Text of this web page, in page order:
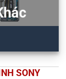
SONY